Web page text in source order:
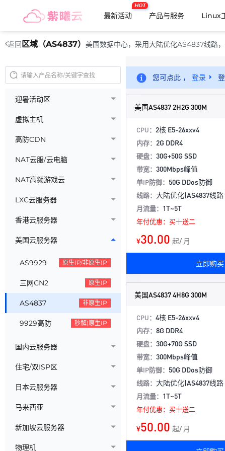
最新活动
HOT
产品与服务 Linux
返回 区域（AS4837） 美国数据中心，采用大陆优化AS4837线路
迎暑活动区
虚拟主机
高防CDN
NAT云服/云电脑
NAT高频游戏云
LXC云服务器
香港云服务器
美国云服务器
AS9929 原生IP/非原生IP
三网CN2 原生IP
AS4837 非原生IP
9929高防 秒解|原生IP
国内云服务器
住宅/双ISP区
日本云服务器
马来西亚
新加坡云服务器
物理机
您可点此 ， 登录
美国AS4837 2H2G 300M
CPU： 2核 E5-26xxv4
内存： 2G DDR4
硬盘： 30G+50G SSD
带宽： 300Mbps峰值
单IP防御： 50G DDos防御
线路： 大陆优化|AS4837线路
月流量： 1T~5T
年付优惠：买十送二
¥30.00 起/ 月
立即购买
美国AS4837 4H8G 300M
CPU： 4核 E5-26xxv4
内存： 8G DDR4
硬盘： 30G+70G SSD
带宽： 300Mbps峰值
单IP防御： 50G DDos防御
线路： 大陆优化|AS4837线路
月流量： 1T~5T
年付优惠：买十送二
¥50.00 起/ 月